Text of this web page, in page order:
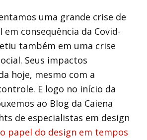
uma grande crise de
em consequência da Covid-
também em uma crise
Seus impactos
hoje, mesmo com a
E logo no início da
ao Blog da Caiena
de especialistas em design
papel do design em tempos